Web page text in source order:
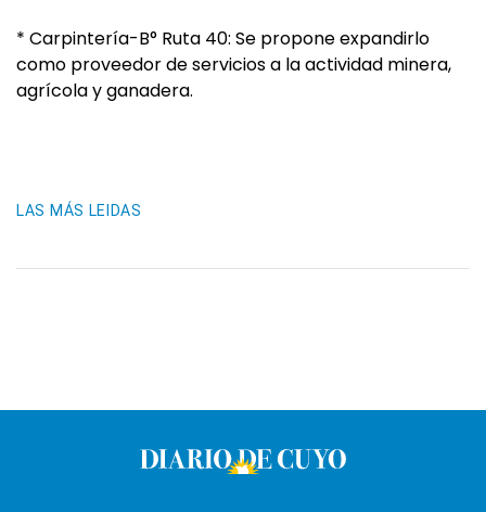
* Carpintería-B° Ruta 40: Se propone expandirlo
como proveedor de servicios a la actividad minera,
agrícola y ganadera.
LAS MÁS LEIDAS